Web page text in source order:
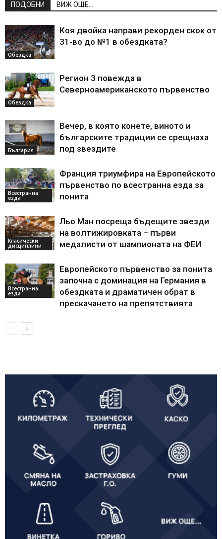
ПОДОБНИ ВИЖ ОЩЕ...
Обездка
Коя двойка направи рекорден скок от
31-во до №1 в обездката?
Обездка
Регион 3 повежда в
Северноамериканското първенство
България
Вечер, в която конете, виното и
българските традиции се срещнаха
под звездите
Всестранна
езда
Франция триумфира на Европейското
първенство по всестранна езда за
понита
Класически
дисциплини
Льо Ман посреща бъдещите звезди
на волтижировката – първи
медалисти от шампионата на ФЕИ
Всестранна
езда
Европейското първенство за понита
започна с доминация на Германия в
обездката и драматичен обрат в
прескачането на препятствията